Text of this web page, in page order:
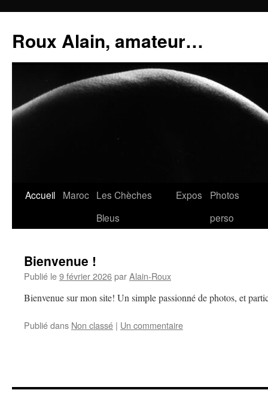
contenu
Roux Alain, amateur…
Accueil Maroc Les Chèches
Bleus
Expos
Photos
perso
Bienvenue !
Publié le9 février 2026parAlain-Roux
Bienvenue sur mon site! Un simple passionné de photos, et
Publié dans Non classé | Un commentaire